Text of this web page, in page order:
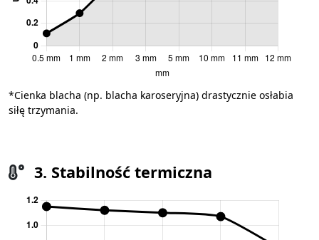
*Cienka blacha (np. blacha karoseryjna) drastycznie osłabia
siłę trzymania.
3. Stabilność termiczna